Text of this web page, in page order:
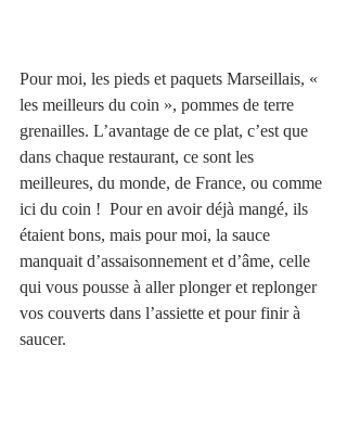
Pour moi, les pieds et paquets Marseillais, «
les meilleurs du coin », pommes de terre
grenailles. L’avantage de ce plat, c’est que
dans chaque restaurant, ce sont les
meilleures, du monde, de France, ou comme
ici du coin !  Pour en avoir déjà mangé, ils
étaient bons, mais pour moi, la sauce
manquait d’assaisonnement et d’âme, celle
qui vous pousse à aller plonger et replonger
vos couverts dans l’assiette et pour finir à
saucer.